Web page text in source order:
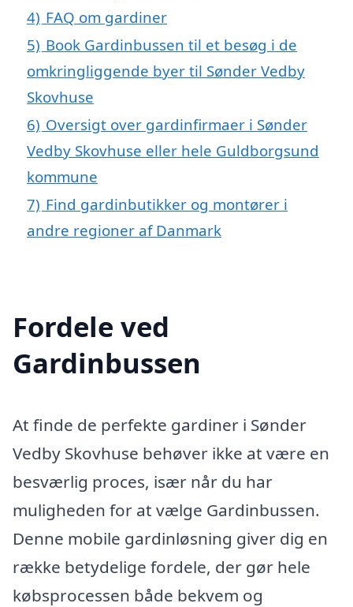
4) FAQ om gardiner
5) Book Gardinbussen til et besøg i de
omkringliggende byer til Sønder Vedby
Skovhuse
6) Oversigt over gardinfirmaer i Sønder
Vedby Skovhuse eller hele Guldborgsund
kommune
7) Find gardinbutikker og montører i
andre regioner af Danmark
Fordele ved
Gardinbussen
At finde de perfekte gardiner i Sønder
Vedby Skovhuse behøver ikke at være en
besværlig proces, især når du har
muligheden for at vælge Gardinbussen.
Denne mobile gardinløsning giver dig en
række betydelige fordele, der gør hele
købsprocessen både bekvem og